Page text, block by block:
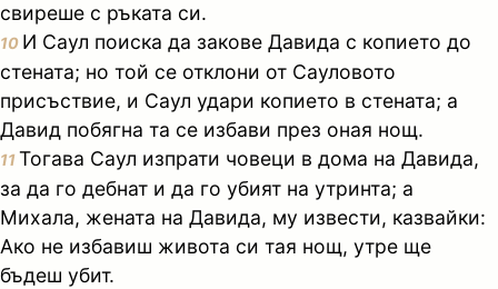
свиреше с ръката си.
10 И Саул поиска да закове Давида с копието до
стената; но той се отклони от Сауловото
присъствие, и Саул удари копието в стената; а
Давид побягна та се избави през оная нощ.
11Тогава Саул изпрати човеци в дома на Давида,
за да го дебнат и да го убият на утринта; а
Михала, жената на Давида, му извести, казвайки:
Ако не избавиш живота си тая нощ, утре ще
бъдеш убит.